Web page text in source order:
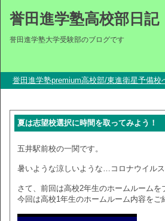
誉田進学塾高校部日記
誉田進学塾大学受験部のブログです
誉田進学塾premium高校部/東進衛星予備校
夏は志望校選択に時間を取ってみよう！
五井駅前校の一関です。
暑いような涼しいような…コロナウイル
さて、前回は高校2年生のホームルームを
今回は高校1年生のホームルーム内容をご